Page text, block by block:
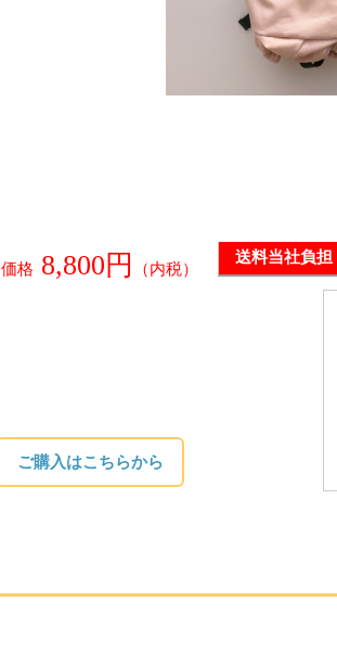
価格 8,800円 （内税）
送料当社負担
ご購入はこちらから